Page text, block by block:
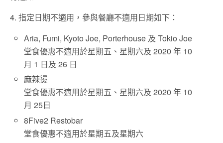
4. 指定日期不適用，參與餐廳不適用日期如下：
Aria, Fumi, Kyoto Joe, Porterhouse 及 Tokio Joe
堂食優惠不適用於星期五、星期六及 2020 年 10
月 1 日及 26 日
麻辣燙
堂食優惠不適用於星期五、星期六及 2020 年 10
月 25日
8Five2 Restobar
堂食優惠不適用於星期五及星期六